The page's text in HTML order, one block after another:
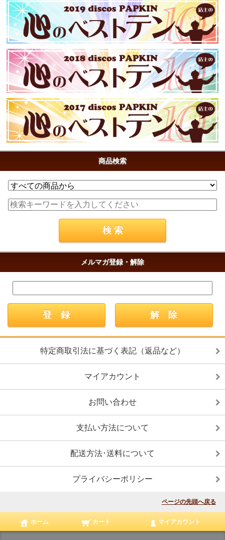
商品検索
メルマガ登録・解除
特定商取引法に基づく表記（返品など）
マイアカウント
お問い合わせ
支払い方法について
配送方法･送料について
プライバシーポリシー
ページの先頭へ戻る
ホーム カート マイアカウント